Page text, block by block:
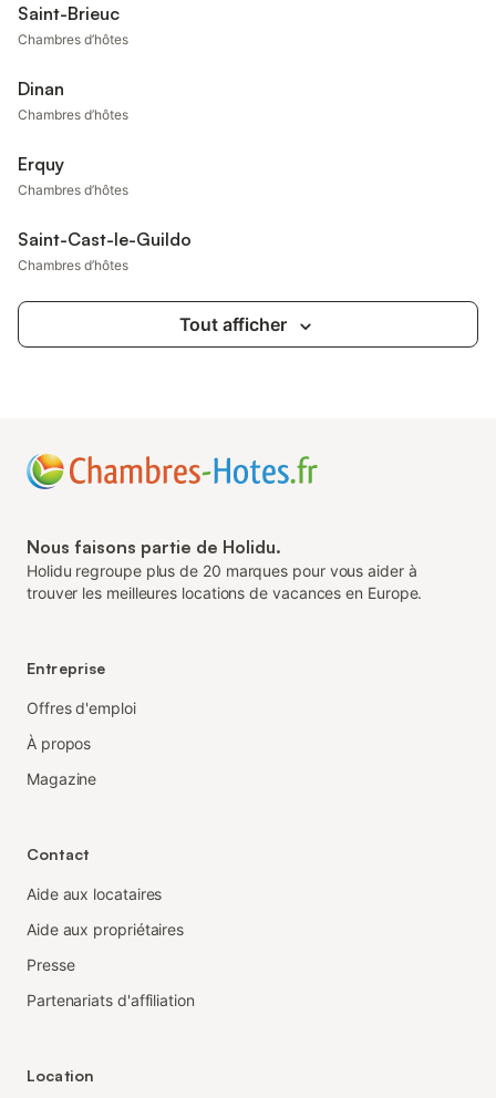
Saint-Brieuc
Chambres d’hôtes
Dinan
Chambres d’hôtes
Erquy
Chambres d’hôtes
Saint-Cast-le-Guildo
Chambres d’hôtes
Tout afficher
Nous faisons partie de Holidu.
Holidu regroupe plus de 20 marques pour vous aider à
trouver les meilleures locations de vacances en Europe.
Entreprise
Offres d'emploi
À propos
Magazine
Contact
Aide aux locataires
Aide aux propriétaires
Presse
Partenariats d'affiliation
Location